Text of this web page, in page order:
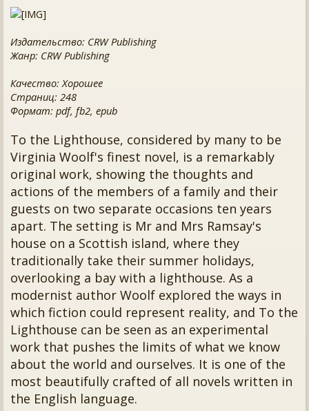
Издательство: CRW Publishing
Жанр: CRW Publishing
Качество: Хорошее
Страниц: 248
Формат: pdf, fb2, epub
To the Lighthouse, considered by many to be
Virginia Woolf's finest novel, is a remarkably
original work, showing the thoughts and
actions of the members of a family and their
guests on two separate occasions ten years
apart. The setting is Mr and Mrs Ramsay's
house on a Scottish island, where they
traditionally take their summer holidays,
overlooking a bay with a lighthouse. As a
modernist author Woolf explored the ways in
which fiction could represent reality, and To the
Lighthouse can be seen as an experimental
work that pushes the limits of what we know
about the world and ourselves. It is one of the
most beautifully crafted of all novels written in
the English language.